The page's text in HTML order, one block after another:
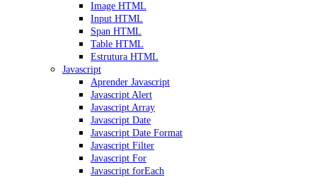
Image HTML
Input HTML
Span HTML
Table HTML
Estrutura HTML
Javascript
Aprender Javascript
Javascript Alert
Javascript Array
Javascript Date
Javascript Date Format
Javascript Filter
Javascript For
Javascript forEach